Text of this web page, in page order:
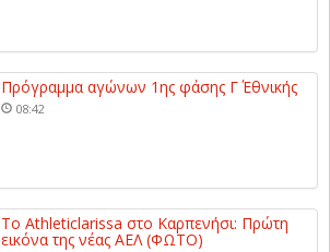
Πρόγραμμα αγώνων 1ης φάσης Γ΄ Εθνικής
08:42
Το Athleticlarissa στο Καρπενήσι: Πρώτη
εικόνα της νέας ΑΕΛ (ΦΩΤΟ)